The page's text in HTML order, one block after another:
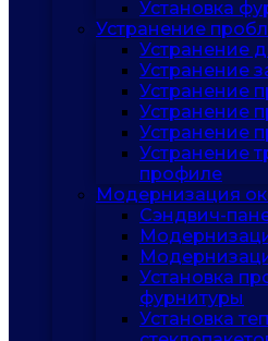
Установка
Устранение
Устранение
Устранение
Устранение
Устранение
Устранение
Устранение
профиле
Модернизация
Сэндвич-
Установка
фурнитуры
Установка